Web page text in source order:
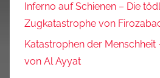
Inferno auf Schienen – Die
Zugkatastrophe von
Katastrophen der Menschheit
von Al Ayyat